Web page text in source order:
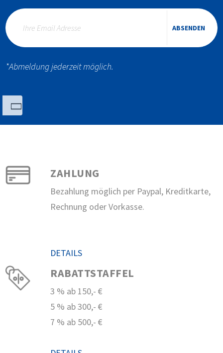
ABSENDEN
*Abmeldung jederzeit möglich.
ZAHLUNG
Bezahlung möglich per Paypal, Kreditkarte,
Rechnung oder Vorkasse.
DETAILS
RABATTSTAFFEL
3 % ab 150,- €
5 % ab 300,- €
7 % ab 500,- €